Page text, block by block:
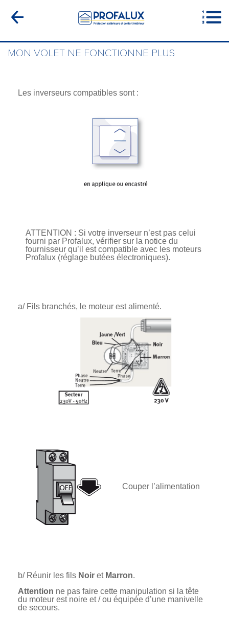
MON VOLET NE FONCTIONNE PLUS
Les inverseurs compatibles sont :
ATTENTION : Si votre inverseur n’est pas celui
fourni par Profalux, vérifier sur la notice du
fournisseur qu’il est compatible avec les moteurs
Profalux (réglage butées électroniques).
a/ Fils branchés, le moteur est alimenté.
Couper l’alimentation
b/ Réunir les fils Noir et Marron.
Attention ne pas faire cette manipulation si la tête
du moteur est noire et / ou équipée d’une manivelle
de secours.